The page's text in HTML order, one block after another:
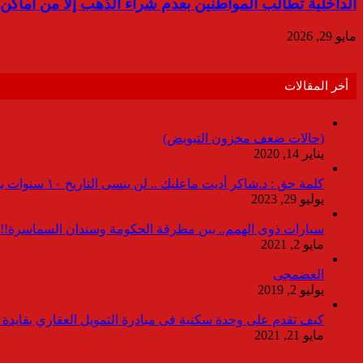
الداخلية تطالب المواطنين بعدم شراء الذهب إلا من
مايو 29, 2026
أخر المقالات
(حالات ضعف مخزون التبويض)
يناير 14, 2020
كلمة حق : د.شاكر أديت ماعليك .. لن ينسى التاريخ ١٠ سنوات بدون انقطاعات
يوليو 29, 2023
سيارات ذوى الهمم.. بين مطرقة الحكومة وسندان السماسرة!!
مايو 2, 2021
العضمجى
يوليو 2, 2019
كيف تقدم على وحدة سكنية فى مبادرة التمويل العقاري بفايدة ٣٪
مايو 21, 2021